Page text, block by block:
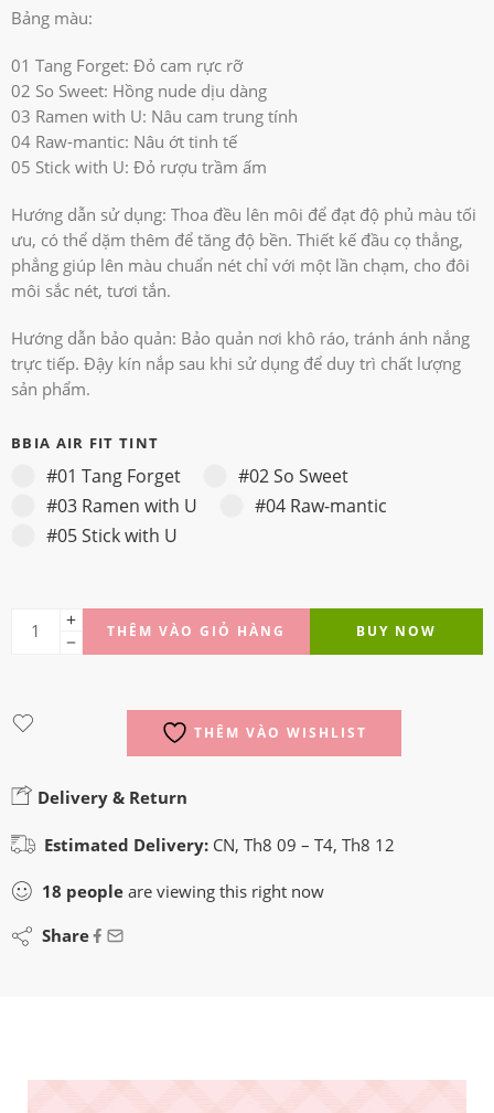
Bảng màu:
01 Tang Forget: Đỏ cam rực rỡ
02 So Sweet: Hồng nude dịu dàng
03 Ramen with U: Nâu cam trung tính
04 Raw-mantic: Nâu ớt tinh tế
05 Stick with U: Đỏ rượu trầm ấm
Hướng dẫn sử dụng: Thoa đều lên môi để đạt độ phủ màu tối
ưu, có thể dặm thêm để tăng độ bền. Thiết kế đầu cọ thẳng,
phẳng giúp lên màu chuẩn nét chỉ với một lần chạm, cho đôi
môi sắc nét, tươi tắn.
Hướng dẫn bảo quản: Bảo quản nơi khô ráo, tránh ánh nắng
trực tiếp. Đậy kín nắp sau khi sử dụng để duy trì chất lượng
sản phẩm.
BBIA AIR FIT TINT
#01 Tang Forget
#02 So Sweet
#03 Ramen with U
#04 Raw-mantic
#05 Stick with U
THÊM VÀO GIỎ HÀNG BUY NOW
THÊM VÀO WISHLIST
Delivery & Return
Estimated Delivery: CN, Th8 09 – T4, Th8 12
18 people are viewing this right now
Share